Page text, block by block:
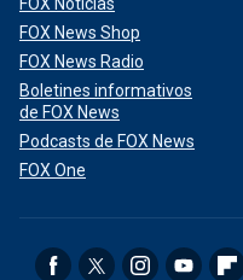
FOX News Shop
FOX News Radio
Boletines informativos
de FOX News
Podcasts de FOX News
FOX One